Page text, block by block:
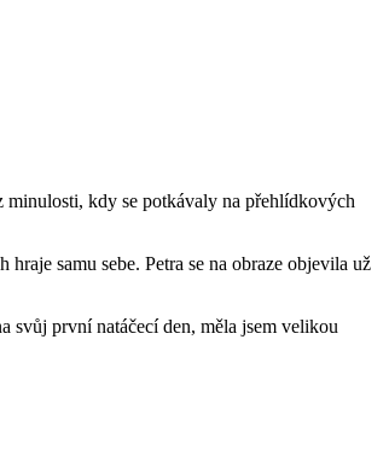
minulosti, kdy se potkávaly na přehlídkových
samu sebe. Petra se na obraze objevila už
svůj první natáčecí den, měla jsem velikou